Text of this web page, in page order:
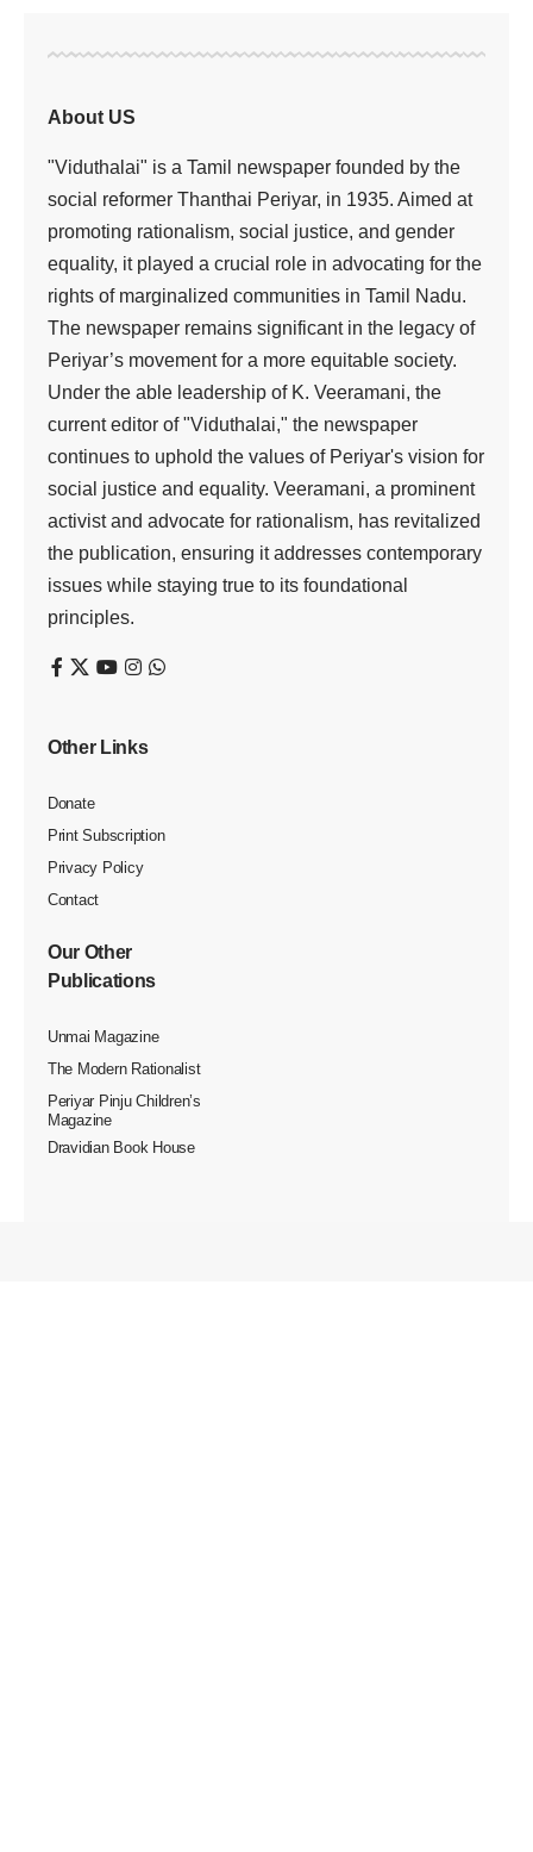
About US
"Viduthalai" is a Tamil newspaper founded by the
social reformer Thanthai Periyar, in 1935. Aimed at
promoting rationalism, social justice, and gender
equality, it played a crucial role in advocating for the
rights of marginalized communities in Tamil Nadu.
The newspaper remains significant in the legacy of
Periyar’s movement for a more equitable society.
Under the able leadership of K. Veeramani, the
current editor of "Viduthalai," the newspaper
continues to uphold the values of Periyar's vision for
social justice and equality. Veeramani, a prominent
activist and advocate for rationalism, has revitalized
the publication, ensuring it addresses contemporary
issues while staying true to its foundational
principles.
Other Links
Donate
Print Subscription
Privacy Policy
Contact
Our Other
Publications
Unmai Magazine
The Modern Rationalist
Periyar Pinju Children’s
Magazine
Dravidian Book House